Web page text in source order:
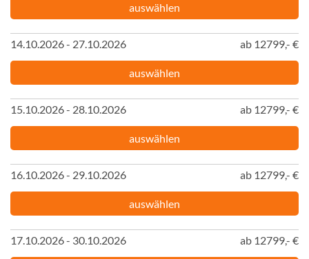
auswählen
14.10.2026 - 27.10.2026 ab 12799,- €
auswählen
15.10.2026 - 28.10.2026 ab 12799,- €
auswählen
16.10.2026 - 29.10.2026 ab 12799,- €
auswählen
17.10.2026 - 30.10.2026 ab 12799,- €